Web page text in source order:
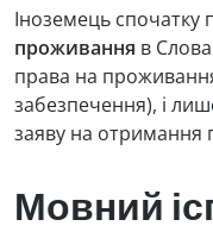
Іноземець спочатку
проживання в
права на
забезпечення), і
заяву на отримання
Мовний